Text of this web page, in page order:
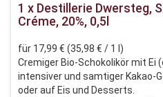
1 x Destillerie Dwersteg,
Créme, 20%, 0,5l
für 17,99 € (35,98 € / 1 l)
Cremiger Bio-Schokolikör mit Ei
intensiver und samtiger Kakao-
oder auf Eis und Desserts.